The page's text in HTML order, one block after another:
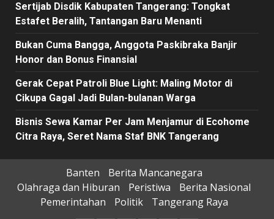
Sertijab Disdik Kabupaten Tangerang: Tongkat
Estafet Beralih, Tantangan Baru Menanti
Bukan Cuma Bangga, Anggota Paskibraka Banjir
Honor dan Bonus Finansial
Gerak Cepat Patroli Blue Light: Maling Motor di
Cikupa Gagal Jadi Bulan-bulanan Warga
Bisnis Sewa Kamar Per Jam Menjamur di Ecohome
Citra Raya, Seret Nama Staf BNK Tangerang
Banten
Berita Mancanegara
Olahraga dan Hiburan
Peristiwa
Berita Nasional
Pemerintahan
Politik Tangerang Raya